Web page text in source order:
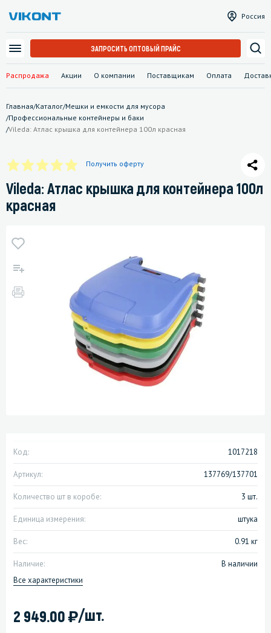
Распродажа Акции О компании Поставщикам Оплата
Россия
ЗАПРОСИТЬ ОПТОВЫЙ ПРАЙС
Главная/Каталог/Мешки и емкости для мусора
/Профессиональные контейнеры и баки
/Vileda: Атлас крышка для контейнера 100л красная
Получить оферту
Vileda: Атлас крышка для контейнера 100л
красная
Код: 1017218
Артикул: 137769/137701
Количество шт в коробе: 3 шт.
Единица измерения: штука
Вес: 0.91 кг
Наличие:
В наличии
Все характеристики
2 949.00)/шт.